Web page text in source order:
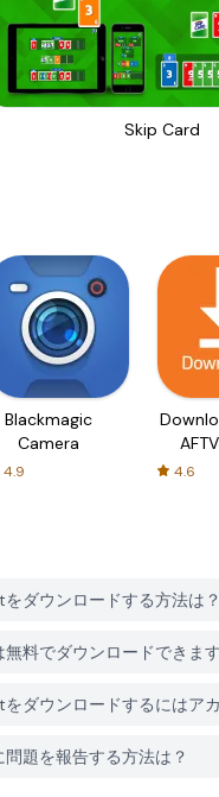
Skip Card
Blackmagic
Camera
4.9 4.6
ダウンロードする方法は？
料でダウンロードできま
ダウンロードするにはア
題を報告する方法は？